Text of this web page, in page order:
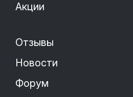
Акции
Отзывы
Новости
Форум